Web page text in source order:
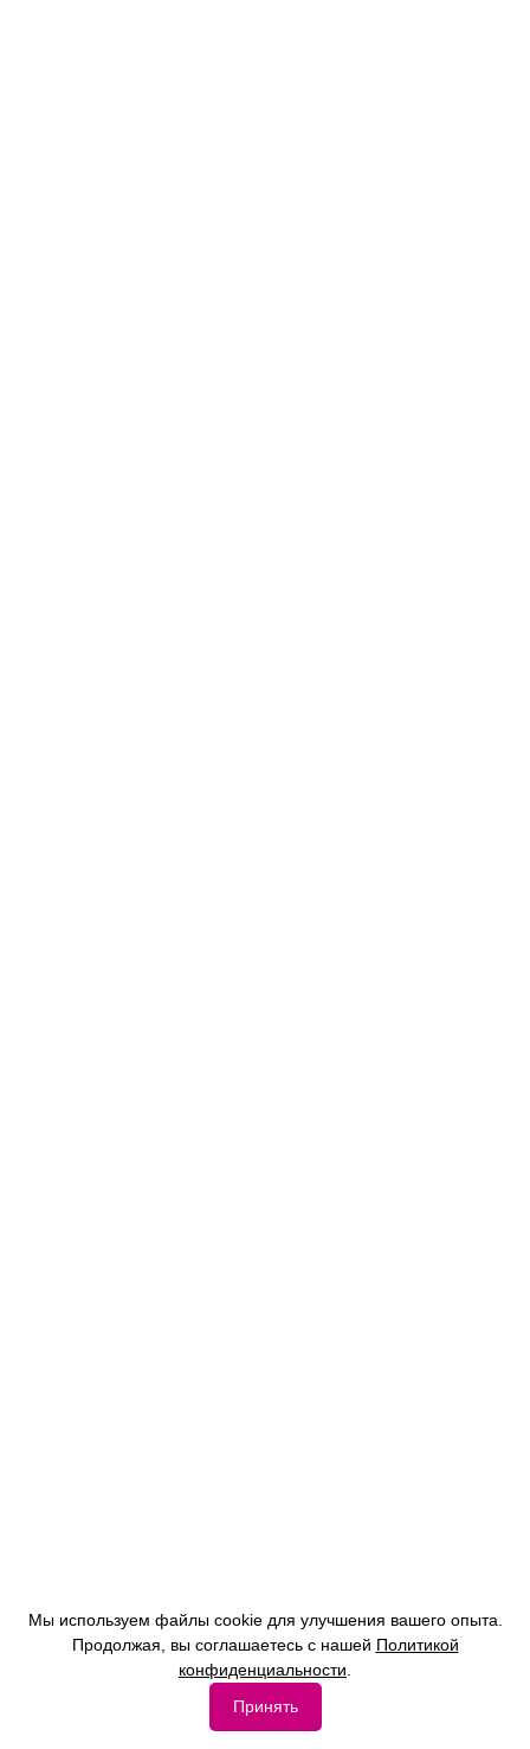
Мы используем файлы cookie для улучшения вашего опыта.
Продолжая, вы соглашаетесь с нашей Политикой
конфиденциальности
Принять